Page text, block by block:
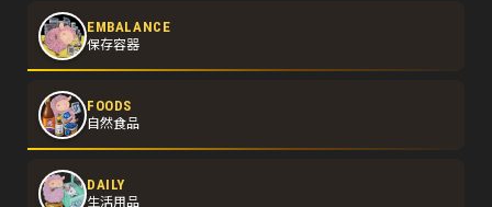
EMBALANCE
保存容器
FOODS
自然食品
DAILY
生活用品